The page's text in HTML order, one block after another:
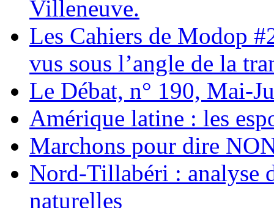
Villeneuve.
Les Cahiers de Modop
vus sous l’angle de la
Le Débat, n° 190, Mai-
Amérique latine : les
Marchons pour dire
Nord-Tillabéri : analyse
naturelles